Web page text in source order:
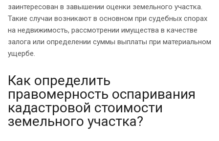
заинтересован в завышении оценки земельного участка.
Такие случаи возникают в основном при судебных спорах
на недвижимость, рассмотрении имущества в качестве
залога или определении суммы выплаты при материальном
ущербе.
Как определить
правомерность оспаривания
кадастровой стоимости
земельного участка?